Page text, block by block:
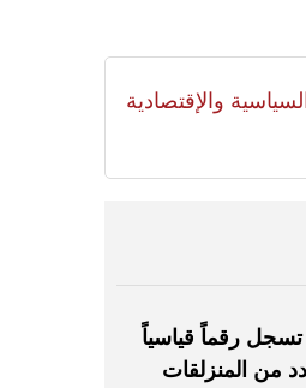
والإقتصادية
رقماً قياسياً
من المنزلقات